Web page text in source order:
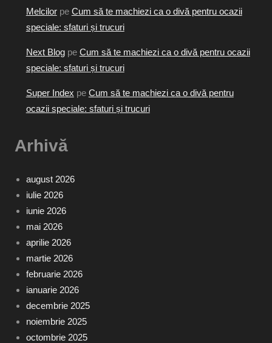
Melcilorpe Cum să te machiezi ca o divă pentru ocazii
speciale: sfaturi și trucuri
Next Blogpe Cum să te machiezi ca o divă pentru ocazii
speciale: sfaturi și trucuri
Super Index pe Cum să te machiezi ca o divă pentru
ocazii speciale: sfaturi și trucuri
Arhivă
august 2026
iulie 2026
iunie 2026
mai 2026
aprilie 2026
martie 2026
februarie 2026
ianuarie 2026
decembrie 2025
noiembrie 2025
octombrie 2025